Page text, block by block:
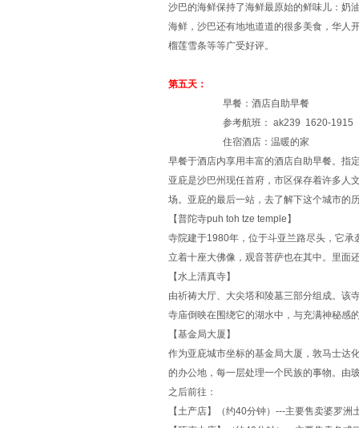
沙巴的海鲜保持了海鲜最原始的鲜味儿：奶
海鲜，沙巴还有地地道道的很多美食，华人
榴莲雪条等等广受好评。
第五天：
早餐：酒店自助早餐
参考航班： ak239 1620-1915
住宿酒店：温暖的家
早餐于酒店内享用丰富的酒店自助早餐。指
亚庇是沙巴州现任首府，市区保存着许多人
场。亚庇的最后一站，去了解下这个城市的
【普陀寺puh toh tze temple】
寺院建于1980年，位于斗亚兰路尽头，它
立着十座大佛像，观音菩萨也在其中。里面
【水上清真寺】
由祈祷大厅、大尖塔和陵墓三部分组成。该
寺庙倒映在围绕它的湖水中，与充满神秘感
【基金局大厦】
作为亚庇城市坐标的基金局大厦，敦马士达
的办公地，每一层处理一个民族的事物。由
之后前往：
【土产店】（约40分钟）---主要售卖婆罗